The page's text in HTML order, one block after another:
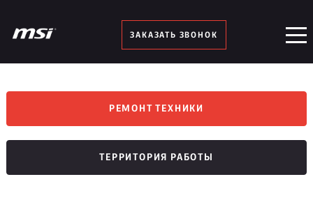
ЗАКАЗАТЬ ЗВОНОК
РЕМОНТ ТЕХНИКИ
ТЕРРИТОРИЯ РАБОТЫ